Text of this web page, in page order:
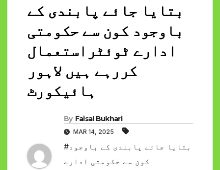
بتایا جائے پابندی کے
باوجود کون سے حکومتی
ادارے ٹوئٹراستعمال
کررہے ہیں لاہور
ہائیکورٹ
By Faisal Bukhari
MAR 14, 2025
#بتایا جائے پابندی کے باوجود
کون سے حکومتی ادارے